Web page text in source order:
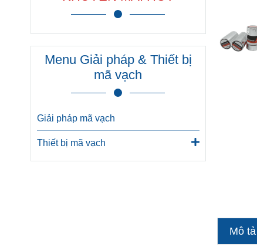
Mô tả
Menu Giải pháp & Thiết bị
mã vạch
Giải pháp mã vạch
Thiết bị mã vạch